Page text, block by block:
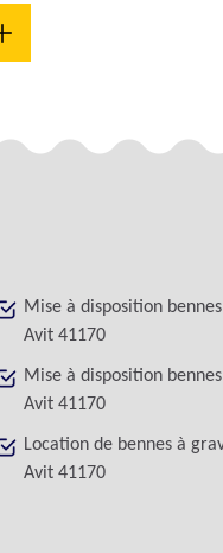
Mise à disposition
Avit 41170
Mise à disposition
Avit 41170
Location de bennes à
Avit 41170